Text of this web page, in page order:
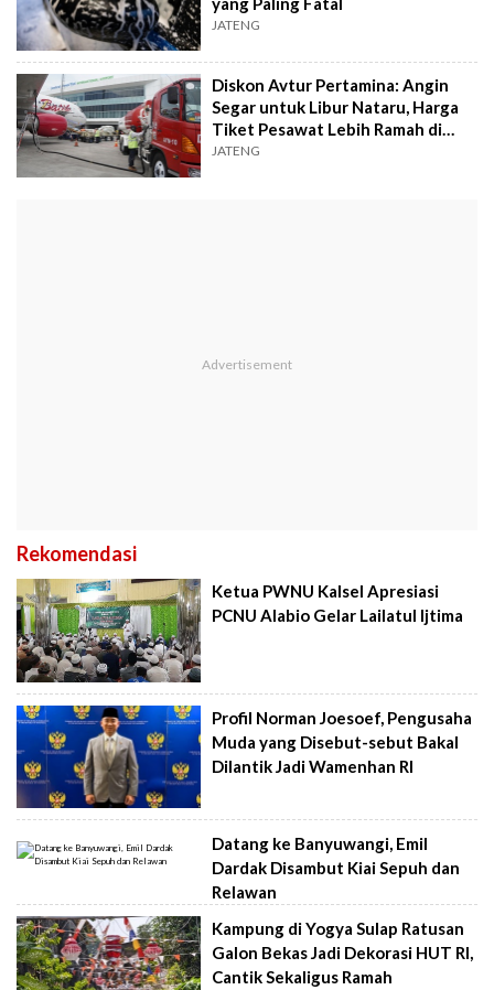
JATENG
Diskon Avtur Pertamina: Angin
Segar untuk Libur Nataru, Harga
Tiket Pesawat Lebih Ramah di
Kantong
JATENG
Rekomendasi
Ketua PWNU Kalsel Apresiasi
PCNU Alabio Gelar Lailatul Ijtima
Profil Norman Joesoef, Pengusaha
Muda yang Disebut-sebut Bakal
Dilantik Jadi Wamenhan RI
Datang ke Banyuwangi, Emil
Dardak Disambut Kiai Sepuh dan
Relawan
Kampung di Yogya Sulap Ratusan
Galon Bekas Jadi Dekorasi HUT RI,
Cantik Sekaligus Ramah